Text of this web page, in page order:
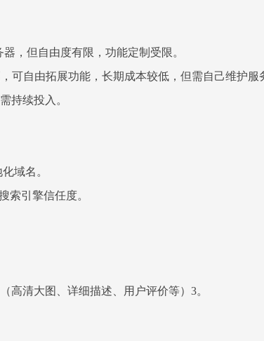
，但自由度有限，功能定制受限。
可自由拓展功能，长期成本较低，但需自己维护服
持续投入。
域名。
索引擎信任度。
高清大图、详细描述、用户评价等）3。